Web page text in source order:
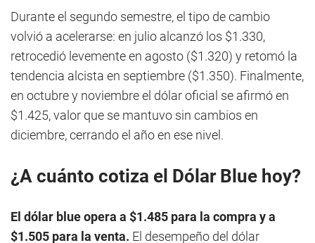
Durante el segundo semestre, el tipo de cambio
volvió a acelerarse: en julio alcanzó los $1.330,
retrocedió levemente en agosto ($1.320) y retomó la
tendencia alcista en septiembre ($1.350). Finalmente,
en octubre y noviembre el dólar oficial se afirmó en
$1.425, valor que se mantuvo sin cambios en
diciembre, cerrando el año en ese nivel.
¿A cuánto cotiza el Dólar Blue hoy?
El dólar blue opera a $1.485 para la compra y a
$1.505 para la venta. El desempeño del dólar